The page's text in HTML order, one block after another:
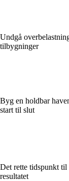
Undgå
tilbygninger
Byg en holdbar
start til slut
Det rette tidspunkt til
resultatet